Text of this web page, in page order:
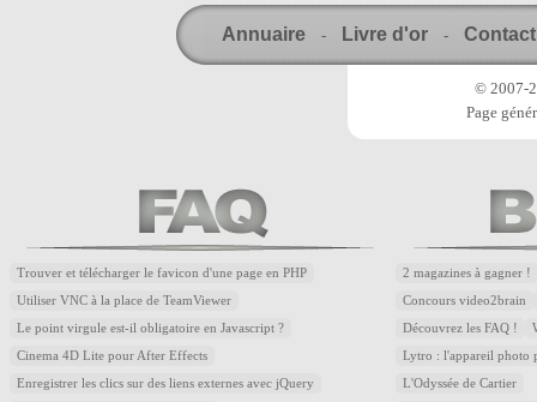
Annuaire - Livre d'or - Contact
© 2007-
Page
Trouver et télécharger le favicon d'une page en PHP
Utiliser VNC à la place de TeamViewer
Le point virgule est-il obligatoire en Javascript ?
Cinema 4D Lite pour After Effects
Enregistrer les clics sur des liens externes avec jQuery
2 magazines à gagner !
Concours video2brain
Découvrez les FAQ !
Lytro : l'appareil photo
L'Odyssée de Cartier